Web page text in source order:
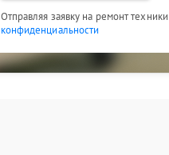
Отправляя заявку на ремонт
конфиденциальности